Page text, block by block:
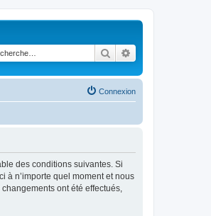
Rechercher
Connexion
des conditions suivantes. Si
à n’importe quel moment et nous
ont été effectués,